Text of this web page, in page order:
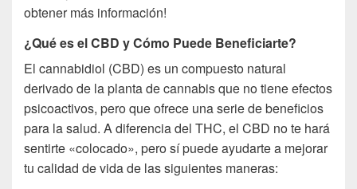
obtener más información!
¿Qué es el CBD y Cómo Puede Beneficiarte?
El cannabidiol (CBD) es un compuesto natural
derivado de la planta de cannabis que no tiene efectos
psicoactivos, pero que ofrece una serie de beneficios
para la salud. A diferencia del THC, el CBD no te hará
sentirte «colocado», pero sí puede ayudarte a mejorar
tu calidad de vida de las siguientes maneras: